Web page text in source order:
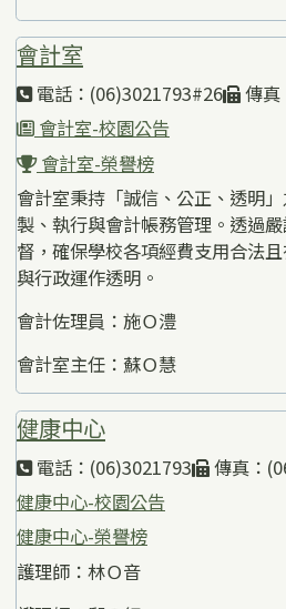
會計室
電話：(06)3021793#26
傳真
會計室-校園公告
會計室-榮譽榜
會計室秉持「誠信、公正、透明
製、執行與會計帳務管理。透過
督，確保學校各項經費支用合法
與行政運作透明。
會計佐理員：施Ｏ澧
會計室主任：蘇Ｏ慧
健康中心
電話：(06)3021793
傳真：
健康中心-校園公告
健康中心-榮譽榜
護理師：林Ｏ音